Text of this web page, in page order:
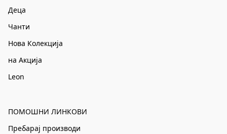
Деца
Чанти
Нова Колекција
на Акција
Leon
ПОМОШНИ ЛИНКОВИ
Пребарај производи